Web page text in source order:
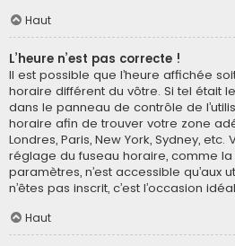
Haut
L’heure n’est pas correcte !
Il est possible que l’heure affichée
horaire différent du vôtre. Si tel était
dans le panneau de contrôle de
horaire afin de trouver votre zone
Londres, Paris, New York, Sydney,
réglage du fuseau horaire, comme
paramètres, n’est accessible qu’aux
n’êtes pas inscrit, c’est l’occasion
Haut